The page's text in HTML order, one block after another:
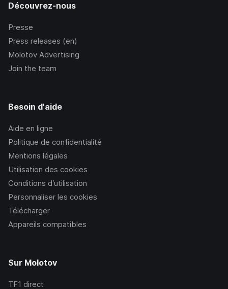
Découvrez-nous
Presse
Press releases (en)
Molotov Advertising
Join the team
Besoin d'aide
Aide en ligne
Politique de confidentialité
Mentions légales
Utilisation des cookies
Conditions d’utilisation
Personnaliser les cookies
Télécharger
Appareils compatibles
Sur Molotov
TF1 direct